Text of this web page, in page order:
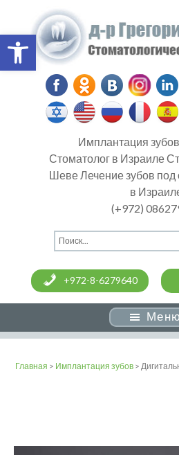
Open toolbar
Имплантация
Стоматолог в Израиле
Шеве Лечение зубов
в
(+972)
+972-8-6279640
Меню
Главная > Имплантация зубов >